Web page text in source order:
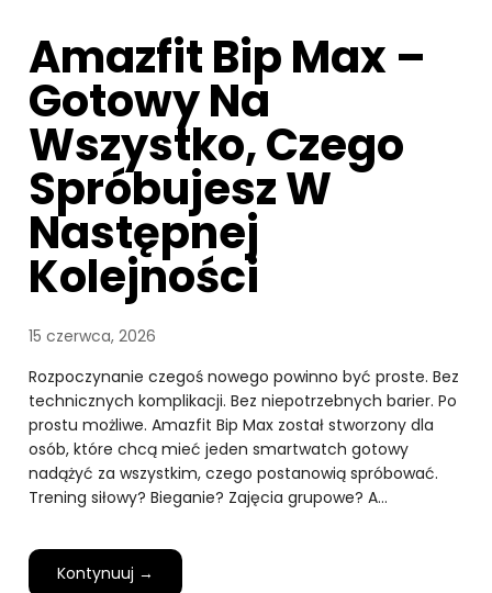
Amazfit Bip Max –
Gotowy Na
Wszystko, Czego
Spróbujesz W
Następnej
Kolejności
15 czerwca, 2026
Rozpoczynanie czegoś nowego powinno być proste. Bez
technicznych komplikacji. Bez niepotrzebnych barier. Po
prostu możliwe. Amazfit Bip Max został stworzony dla
osób, które chcą mieć jeden smartwatch gotowy
nadążyć za wszystkim, czego postanowią spróbować.
Trening siłowy? Bieganie? Zajęcia grupowe? A…
Kontynuuj →